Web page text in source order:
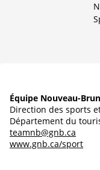
Équipe Nouveau-
Direction des sports
Département du
teamnb@gnb.ca
www.gnb.ca/sport